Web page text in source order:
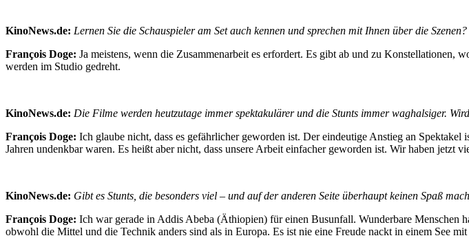
KinoNews.de: Lernen Sie die Schauspieler am Set auch kennen und sprechen mit Ihnen über die Szenen?
François Doge: Ja meistens, wenn die Zusammenarbeit es erfordert. Es gibt ab und zu
werden im Studio gedreht.
KinoNews.de: Die Filme werden heutzutage immer spektakulärer und die Stunts immer waghalsiger.
François Doge: Ich glaube nicht, dass es gefährlicher geworden ist. Der eindeutige Anstieg an
Jahren undenkbar waren. Es heißt aber nicht, dass unsere Arbeit einfacher geworden ist. Wir haben jetzt
KinoNews.de: Gibt es Stunts, die besonders viel – und auf der anderen Seite überhaupt keinen Spaß
François Doge: Ich war gerade in Addis Abeba (Äthiopien) für einen Busunfall. Wunderbare Menschen
obwohl die Mittel und die Technik anders sind als in Europa. Es ist nie eine Freude nackt in einem See